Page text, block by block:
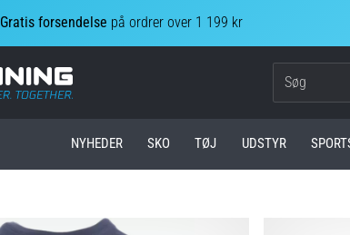
Gratis forsendelse på ordrer over 1 199 kr
Top4Running.dk
NYHEDER SKO TØJ UDSTYR